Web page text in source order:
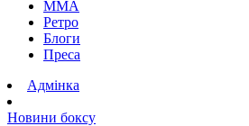
ММА
Ретро
Блоги
Преса
Адмінка
Новини боксу